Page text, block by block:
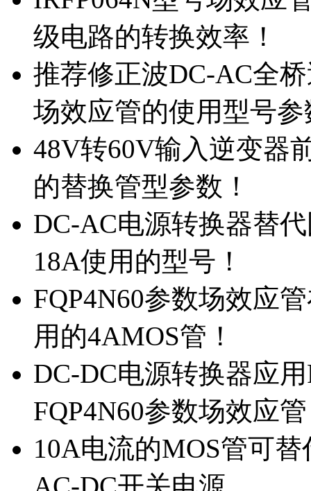
级电路的转换效率！
推荐修正波DC-AC全
场效应管的使用型号参
48V转60V输入逆变器
的替换管型参数！
DC-AC电源转换器替
18A使用的型号！
FQP4N60参数场效应
用的4AMOS管！
DC-DC电源转换器应
FQP4N60参数场效应
10A电流的MOS管可